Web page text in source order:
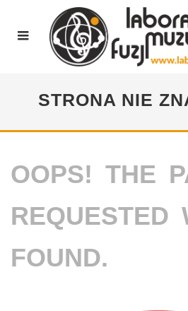
STRONA NIE
OOPS! THE
REQUESTED
FOUND.